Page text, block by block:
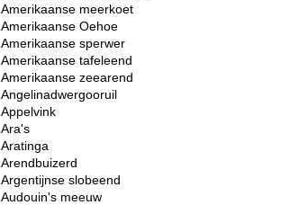
Amerikaanse meerkoet
Amerikaanse Oehoe
Amerikaanse sperwer
Amerikaanse tafeleend
Amerikaanse zeearend
Angelinadwergooruil
Appelvink
Ara's
Aratinga
Arendbuizerd
Argentijnse slobeend
Audouin's meeuw